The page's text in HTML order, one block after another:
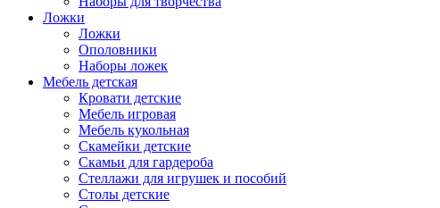
Ложки
Ложки
Ополовники
Наборы ложек
Мебель детская
Кровати детские
Мебель игровая
Мебель кукольная
Скамейки детские
Скамьи для гардероба
Стеллажи для игрушек и пособий
Столы детские